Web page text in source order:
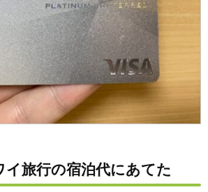
イ旅行の宿泊代にあてた